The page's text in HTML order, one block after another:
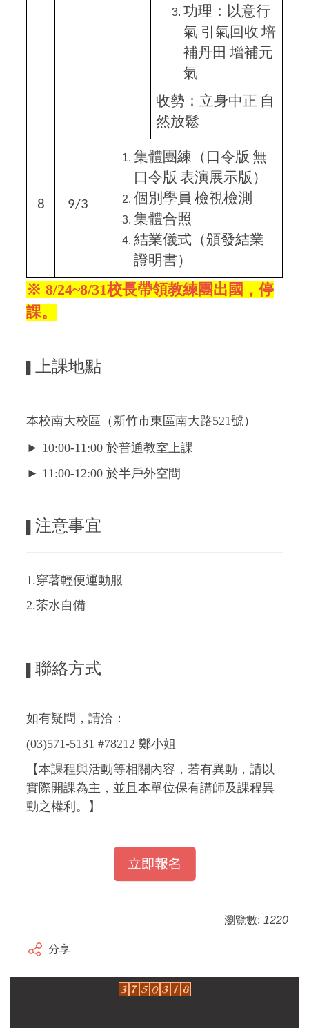
功理：以意行
氣 引氣回收 培
補丹田 增補元
氣
收勢：立身中正 自
然放鬆
8 9/3
集體團練（口令版 無
口令版 表演展示版）
個別學員 檢視檢測
集體合照
結業儀式（頒發結業
證明書）
※ 8/24~8/31校長帶領教練團出國，停
課。
上課地點
本校南大校區（新竹市東區南大路521號）
► 10:00-11:00 於普通教室上課
► 11:00-12:00 於半戶外空間
注意事宜
1.穿著輕便運動服
2.茶水自備
聯絡方式
如有疑問，請洽：
(03)571-5131 #78212 鄭小姐
【本課程與活動等相關內容，若有異動，請以
實際開課為主，並且本單位保有講師及課程異
動之權利。】
瀏覽數: 1220
分享